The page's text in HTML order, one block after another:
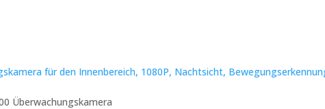
für den Innenbereich, 1080P, Nachtsicht,
Überwachungskamera